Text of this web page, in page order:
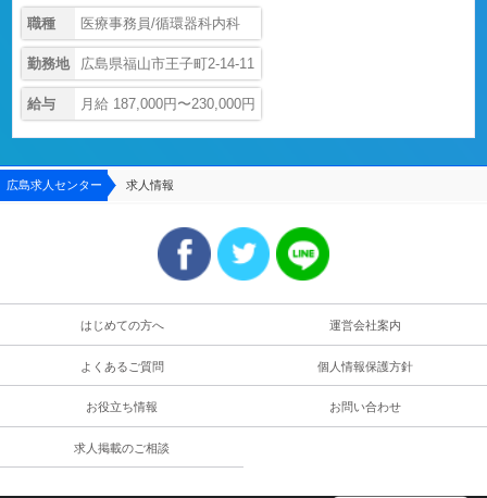
職種 医療事務員/循環器科内科
勤務地 広島県福山市王子町2-14-11
給与 月給 187,000円〜230,000円
広島求人センター 求人情報
はじめての方へ 運営会社案内
よくあるご質問 個人情報保護方針
お役立ち情報 お問い合わせ
求人掲載のご相談